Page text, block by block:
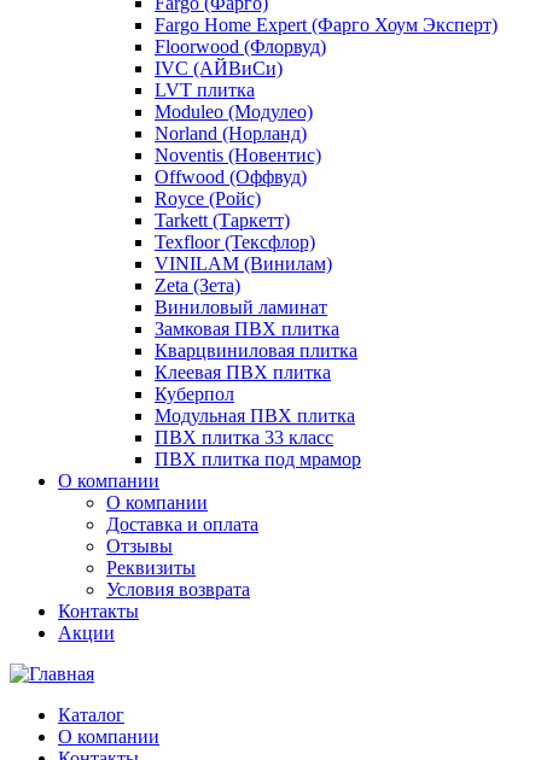
Fargo Home Expert (Фарго Хоум Эксперт)
Floorwood (Флорвуд)
IVC (АЙВиСи)
LVT плитка
Moduleo (Модулео)
Norland (Норланд)
Noventis (Новентис)
Offwood (Оффвуд)
Royce (Ройс)
Tarkett (Таркетт)
Texfloor (Тексфлор)
VINILAM (Винилам)
Zeta (Зета)
Виниловый ламинат
Замковая ПВХ плитка
Кварцвиниловая плитка
Клеевая ПВХ плитка
Куберпол
Модульная ПВХ плитка
ПВХ плитка 33 класс
ПВХ плитка под мрамор
О компании
О компании
Доставка и оплата
Отзывы
Реквизиты
Условия возврата
Контакты
Акции
Каталог
О компании